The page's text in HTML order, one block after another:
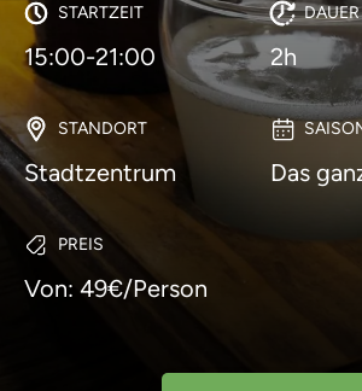
STARTZEIT
15:00-21:00
DAUER
2h
STANDORT
Stadtzentrum Das
PREIS
Von: 49€/Person